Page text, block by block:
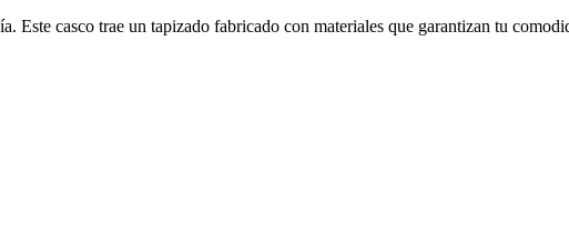
Este casco trae un tapizado fabricado con materiales que garantizan tu